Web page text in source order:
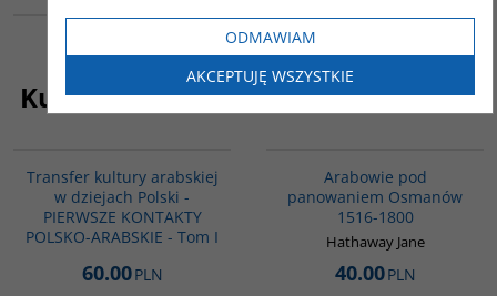
Kupujący ten produkt kupili także:
Transfer kultury arabskiej
w dziejach Polski -
PIERWSZE KONTAKTY
POLSKO-ARABSKIE - Tom I
60.00PLN
Arabowie pod
panowaniem Osmanów
1516-1800
Hathaway Jane
40.00PLN
ODMAWIAM
AKCEPTUJĘ WSZYSTKIE